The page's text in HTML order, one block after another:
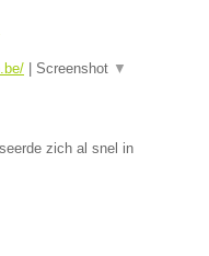
| Screenshot ▼
zich al snel in